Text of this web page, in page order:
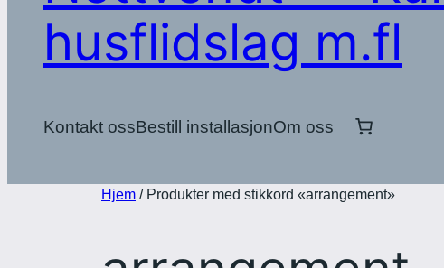
husflidslag m.fl
Kontakt ossBestill installasjonOm oss
Hjem / Produkter med stikkord «arrangement»